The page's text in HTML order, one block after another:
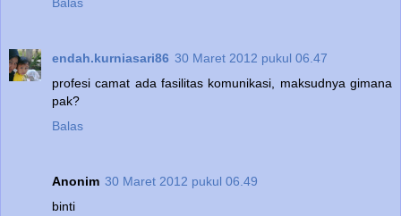
endah.kurniasari86 30 Maret 2012 pukul 06.47
profesi camat ada fasilitas komunikasi, maksudnya gimana
pak?
Balas
Anonim 30 Maret 2012 pukul 06.49
binti